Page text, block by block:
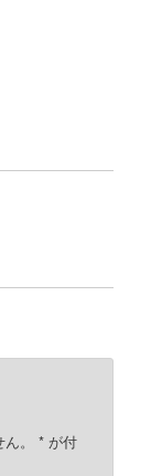
ん。* が付